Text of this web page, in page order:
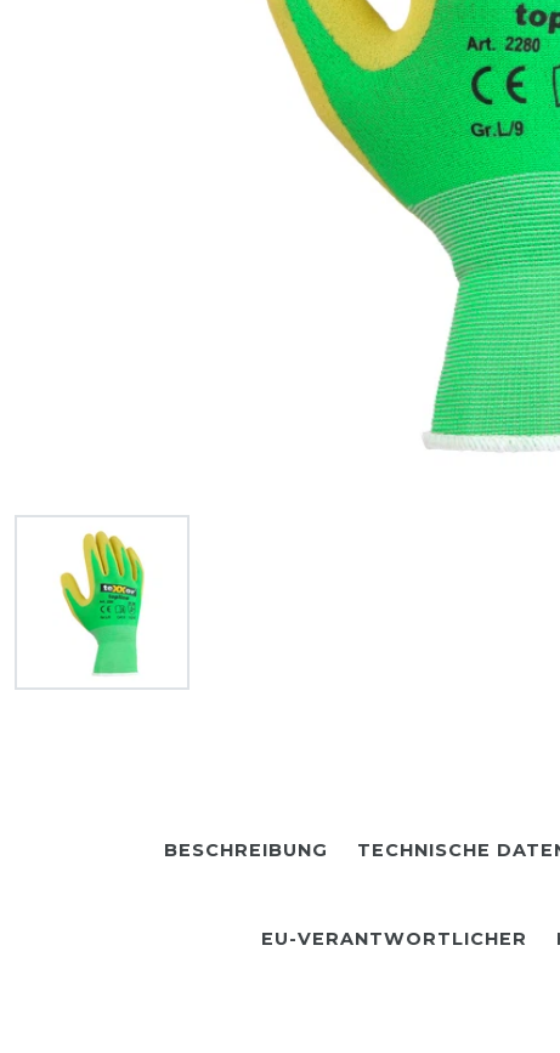
BESCHREIBUNG TECHNISCHE
EU-VERANTWORTLICHER